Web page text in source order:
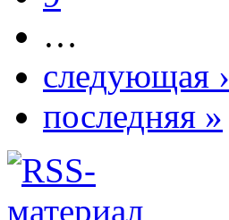
…
следующая ›
последняя »